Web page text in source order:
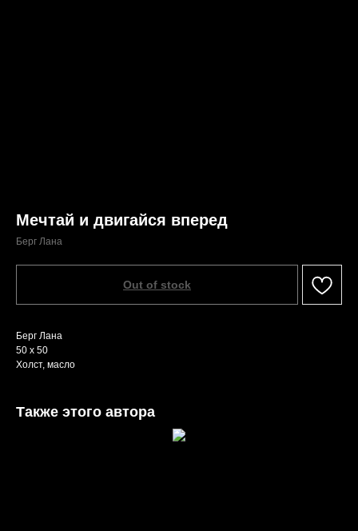
Мечтай и двигайся вперед
Берг Лана
Out of stock
Берг Лана
50 х 50
Холст, масло
Также этого автора